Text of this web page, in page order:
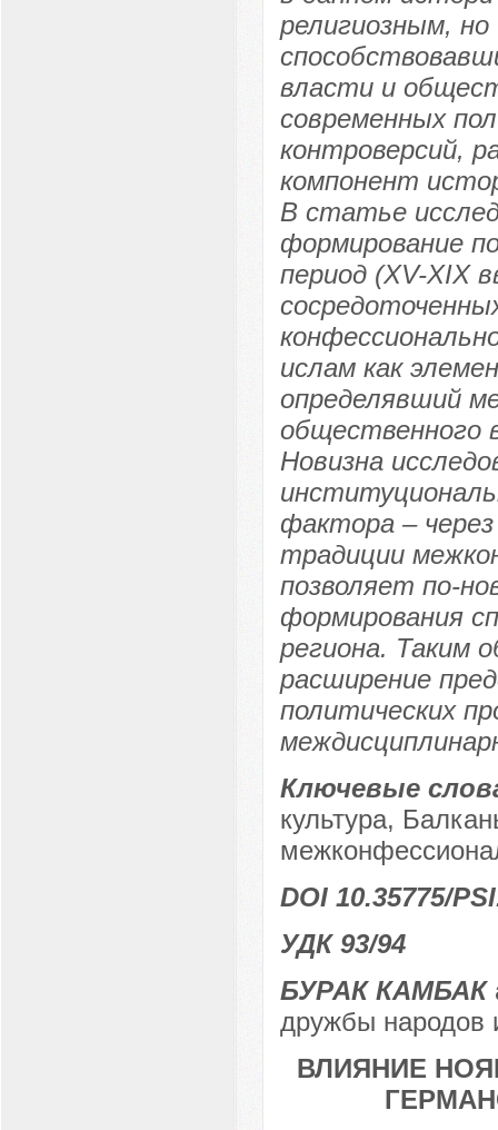
религиозным,
власти и
современных
контроверсий,
компонент
В статье
формирование
период (XV-XIX
ислам как
определявший
общественного
Новизна
фактора –
традиции
позволяет по-
формирования
региона. Таким
расширение
политических
Ключевые
культура,
DOI 10.35775/
УДК 93/94
БУРАК КАМБАК
дружбы народов
ВЛИЯНИЕ